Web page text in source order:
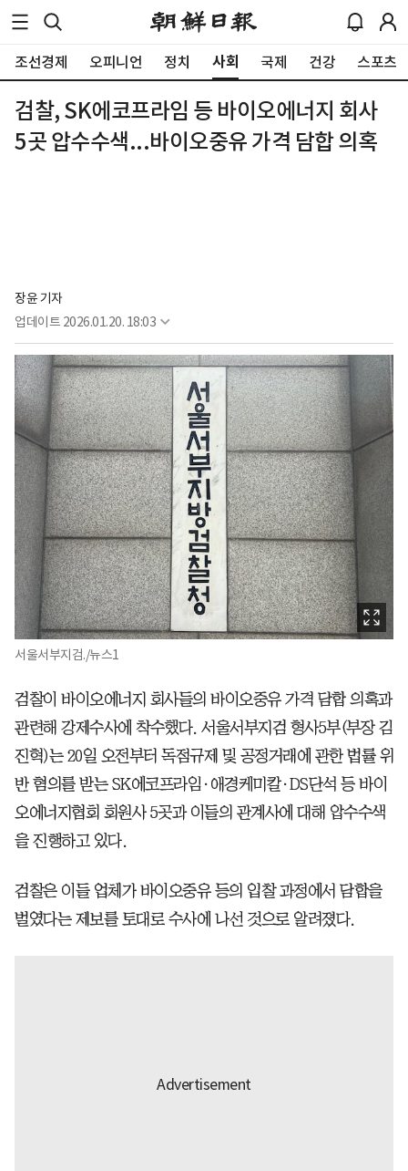
조선경제 오피니언 정치 사회 국제 건강 스포츠
검찰, SK에코프라임 등 바이오에너지 회사
5곳 압수수색...바이오중유 가격 담합 의혹
장윤 기자
업데이트 2026.01.20. 18:03
서울서부지검./뉴스1
검찰이 바이오에너지 회사들의 바이오중유 가격 담합 의혹과
관련해 강제수사에 착수했다. 서울서부지검 형사5부(부장 김
진혁)는 20일 오전부터 독점규제 및 공정거래에 관한 법률 위
반 혐의를 받는 SK에코프라임·애경케미칼·DS단석 등 바이
오에너지협회 회원사 5곳과 이들의 관계사에 대해 압수수색
을 진행하고 있다.
검찰은 이들 업체가 바이오중유 등의 입찰 과정에서 담합을
벌였다는 제보를 토대로 수사에 나선 것으로 알려졌다.